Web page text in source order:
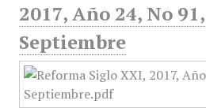
2017, Año 24, No
Septiembre